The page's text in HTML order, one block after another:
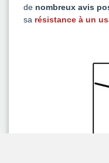
de nombreux avis
sa résistance à un